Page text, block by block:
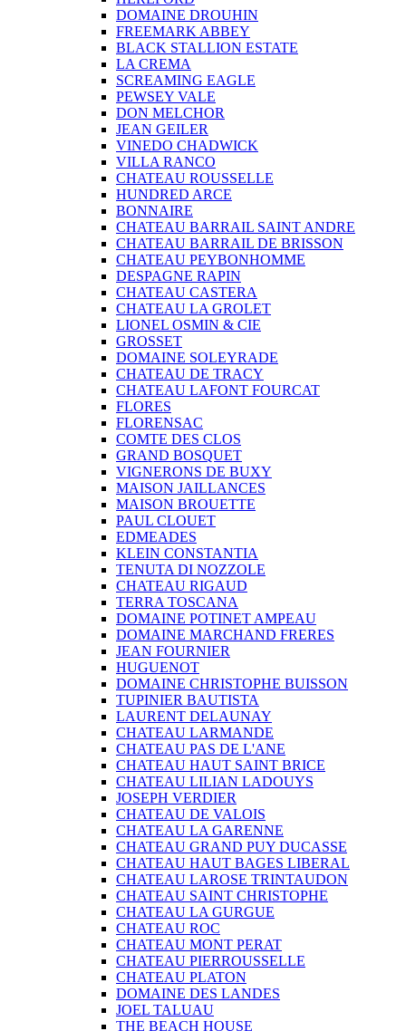
DOMAINE DROUHIN
FREEMARK ABBEY
BLACK STALLION ESTATE
LA CREMA
SCREAMING EAGLE
PEWSEY VALE
DON MELCHOR
JEAN GEILER
VINEDO CHADWICK
VILLA RANCO
CHATEAU ROUSSELLE
HUNDRED ARCE
BONNAIRE
CHATEAU BARRAIL SAINT ANDRE
CHATEAU BARRAIL DE BRISSON
CHATEAU PEYBONHOMME
DESPAGNE RAPIN
CHATEAU CASTERA
CHATEAU LA GROLET
LIONEL OSMIN & CIE
GROSSET
DOMAINE SOLEYRADE
CHATEAU DE TRACY
CHATEAU LAFONT FOURCAT
FLORES
FLORENSAC
COMTE DES CLOS
GRAND BOSQUET
VIGNERONS DE BUXY
MAISON JAILLANCES
MAISON BROUETTE
PAUL CLOUET
EDMEADES
KLEIN CONSTANTIA
TENUTA DI NOZZOLE
CHATEAU RIGAUD
TERRA TOSCANA
DOMAINE POTINET AMPEAU
DOMAINE MARCHAND FRERES
JEAN FOURNIER
HUGUENOT
DOMAINE CHRISTOPHE BUISSON
TUPINIER BAUTISTA
LAURENT DELAUNAY
CHATEAU LARMANDE
CHATEAU PAS DE L'ANE
CHATEAU HAUT SAINT BRICE
CHATEAU LILIAN LADOUYS
JOSEPH VERDIER
CHATEAU DE VALOIS
CHATEAU LA GARENNE
CHATEAU GRAND PUY DUCASSE
CHATEAU HAUT BAGES LIBERAL
CHATEAU LAROSE TRINTAUDON
CHATEAU SAINT CHRISTOPHE
CHATEAU LA GURGUE
CHATEAU ROC
CHATEAU MONT PERAT
CHATEAU PIERROUSSELLE
CHATEAU PLATON
DOMAINE DES LANDES
JOEL TALUAU
THE BEACH HOUSE